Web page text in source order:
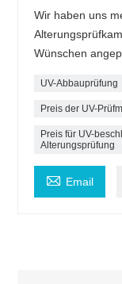
Wir haben uns
Wünschen
UV-Abbauprüfung
Preis der UV-
Preis für UV-
Alterungsprüfung
 Email